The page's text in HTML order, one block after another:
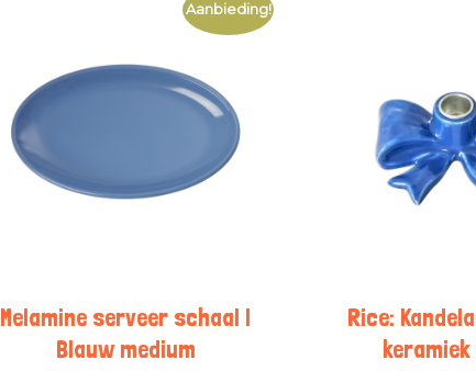
Aanbieding!
Melamine serveer schaal |
Blauw medium
Rice: